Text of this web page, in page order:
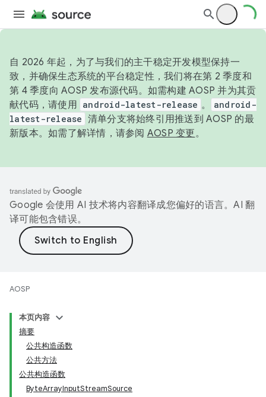
自 2026 年起，为了与我们的主干稳定开发模型保持一
致，并确保生态系统的平台稳定性，我们将在第 2 季度和
第 4 季度向 AOSP 发布源代码。如需构建 AOSP 并为其贡
献代码，请使用 android-latest-release 。
android-
latest-release 清单分支将始终引用推送到 AOSP 的最
新版本。如需了解详情，请参阅 AOSP 变更。
Google 会使用 AI 技术将内容翻译成您偏好的语言。AI 翻
译可能包含错误。
AOSP
本页内容
摘要
公共构造函数
公共方法
公共构造函数
ByteArrayInputStreamSource